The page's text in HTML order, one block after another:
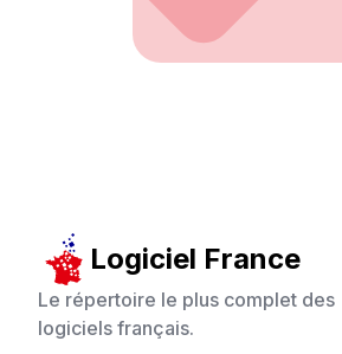
Logiciel France
Le répertoire le plus complet des
logiciels français.